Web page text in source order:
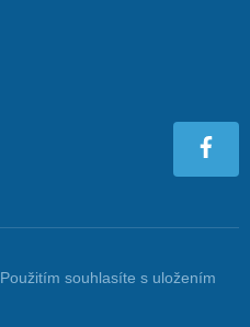
Použitím souhlasíte s uložením